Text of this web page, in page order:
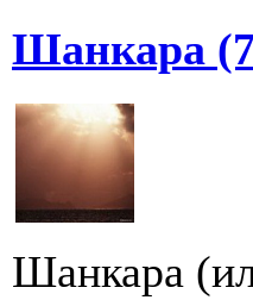
Шанкара
Шанкара